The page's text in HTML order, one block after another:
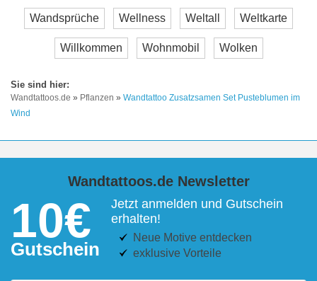
Wandsprüche Wellness Weltall Weltkarte
Willkommen Wohnmobil Wolken
Wandtattoos.de » Pflanzen » Wandtattoo Zusatzsamen Set Pusteblumen im
Wind
Wandtattoos.de Newsletter
10€
Gutschein
Jetzt anmelden und Gutschein
erhalten!
Neue Motive entdecken
exklusive Vorteile